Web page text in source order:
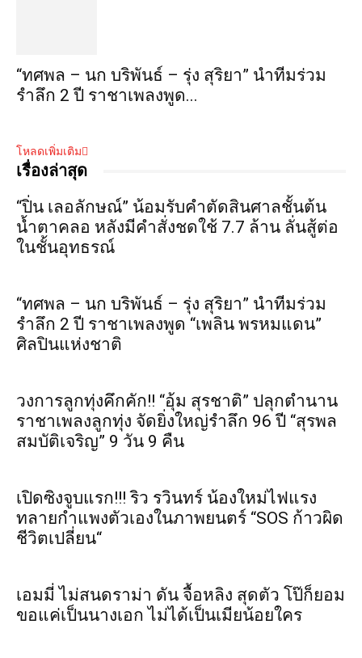
“ทศพล – นก บริพันธ์ – รุ่ง สุริยา” นำทีมร่วม
รำลึก 2 ปี ราชาเพลงพูด...
โหลดเพิ่มเติม
เรื่องล่าสุด
“ปิ่น เลอลักษณ์” น้อมรับคำตัดสินศาลชั้นต้น
น้ำตาคลอ หลังมีคำสั่งชดใช้ 7.7 ล้าน ลั่นสู้ต่อ
ในชั้นอุทธรณ์
“ทศพล – นก บริพันธ์ – รุ่ง สุริยา” นำทีมร่วม
รำลึก 2 ปี ราชาเพลงพูด “เพลิน พรหมแดน”
ศิลปินแห่งชาติ
วงการลูกทุ่งคึกคัก!! “อุ้ม สุรชาติ” ปลุกตำนาน
ราชาเพลงลูกทุ่ง จัดยิ่งใหญ่รำลึก 96 ปี “สุรพล
สมบัติเจริญ” 9 วัน 9 คืน
เปิดซิงจูบแรก!!! ริว รวินทร์ น้องใหม่ไฟแรง
ทลายกำแพงตัวเองในภาพยนตร์ “SOS ก้าวผิด
ชีวิตเปลี่ยน“
เอมมี่ ไม่สนดราม่า ดัน จื้อหลิง สุดตัว โป๊ก็ยอม
ขอแค่เป็นนางเอก ไม่ได้เป็นเมียน้อยใคร